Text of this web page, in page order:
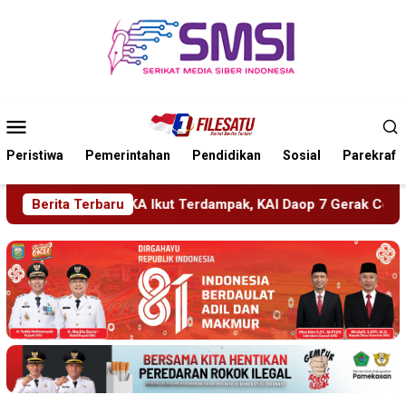
Mobile
Peristiwa Pemerintahan Pendidikan Sosial Parekraf
Berita Terbaru
Daop 7 Gerak Cepat Pulihkan Layanan PMR Wira